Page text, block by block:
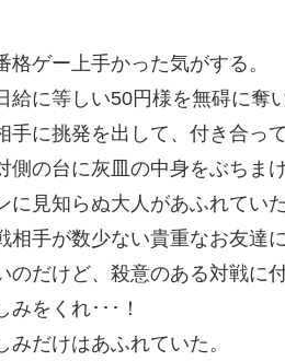
格ゲー上手かった気がする。
給に等しい50円様を無碍に奪
手に挑発を出して、付き合っ
側の台に灰皿の中身をぶちま
に見知らぬ大人があふれてい
相手が数少ない貴重なお友達
のだけど、殺意のある対戦に
みをくれ･･･！
みだけはあふれていた。